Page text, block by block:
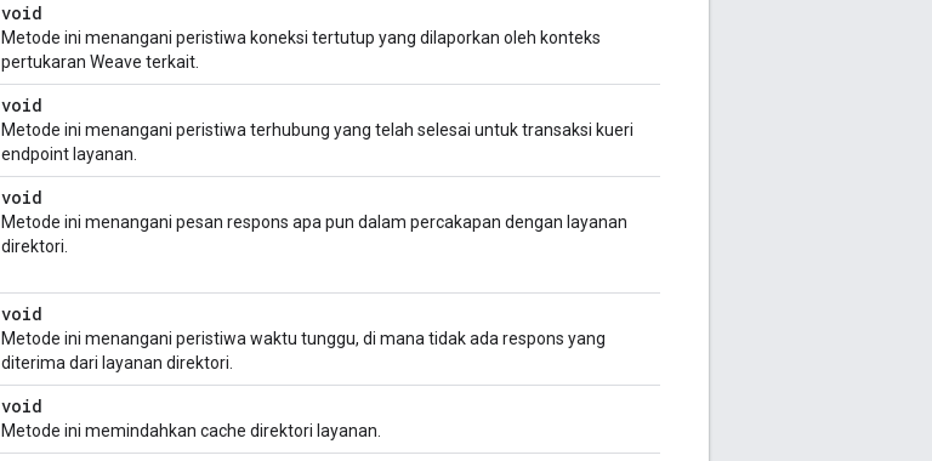
void
Metode ini menangani peristiwa koneksi tertutup yang dilaporkan oleh konteks
pertukaran Weave terkait.
void
Metode ini menangani peristiwa terhubung yang telah selesai untuk transaksi kueri
endpoint layanan.
void
Metode ini menangani pesan respons apa pun dalam percakapan dengan layanan
direktori.
void
Metode ini menangani peristiwa waktu tunggu, di mana tidak ada respons yang
diterima dari layanan direktori.
void
Metode ini memindahkan cache direktori layanan.